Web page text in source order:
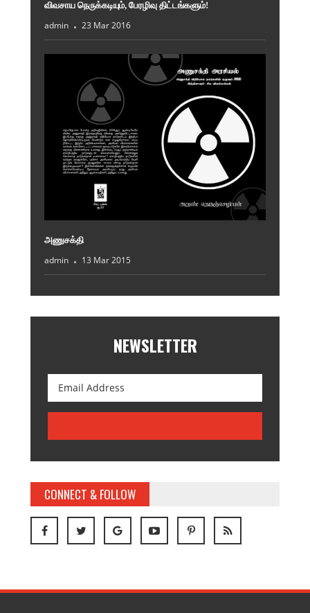
விவசாய நெருக்கடியும், பேரழிவு திட்டங்களும்!
admin 23 Mar 2016
அணுசக்தி
admin 13 Mar 2015
NEWSLETTER
CONNECT & FOLLOW